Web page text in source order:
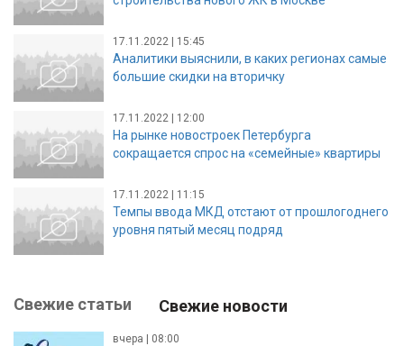
17.11.2022 | 15:45
Аналитики выяснили, в каких регионах самые
большие скидки на вторичку
17.11.2022 | 12:00
На рынке новостроек Петербурга
сокращается спрос на «семейные» квартиры
17.11.2022 | 11:15
Темпы ввода МКД отстают от прошлогоднего
уровня пятый месяц подряд
Свежие статьи Свежие новости
вчера | 08:00